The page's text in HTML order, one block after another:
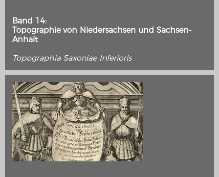
Band 14:
Topographie von Niedersachsen und Sachsen-
Anhalt
Topographia Saxoniae Inferioris